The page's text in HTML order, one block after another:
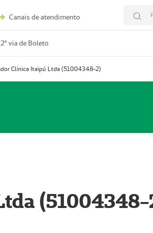
Canais de atendimento
2º via de Boleto
Clínica Itaipú Ltda (51004348-2)
(51004348-